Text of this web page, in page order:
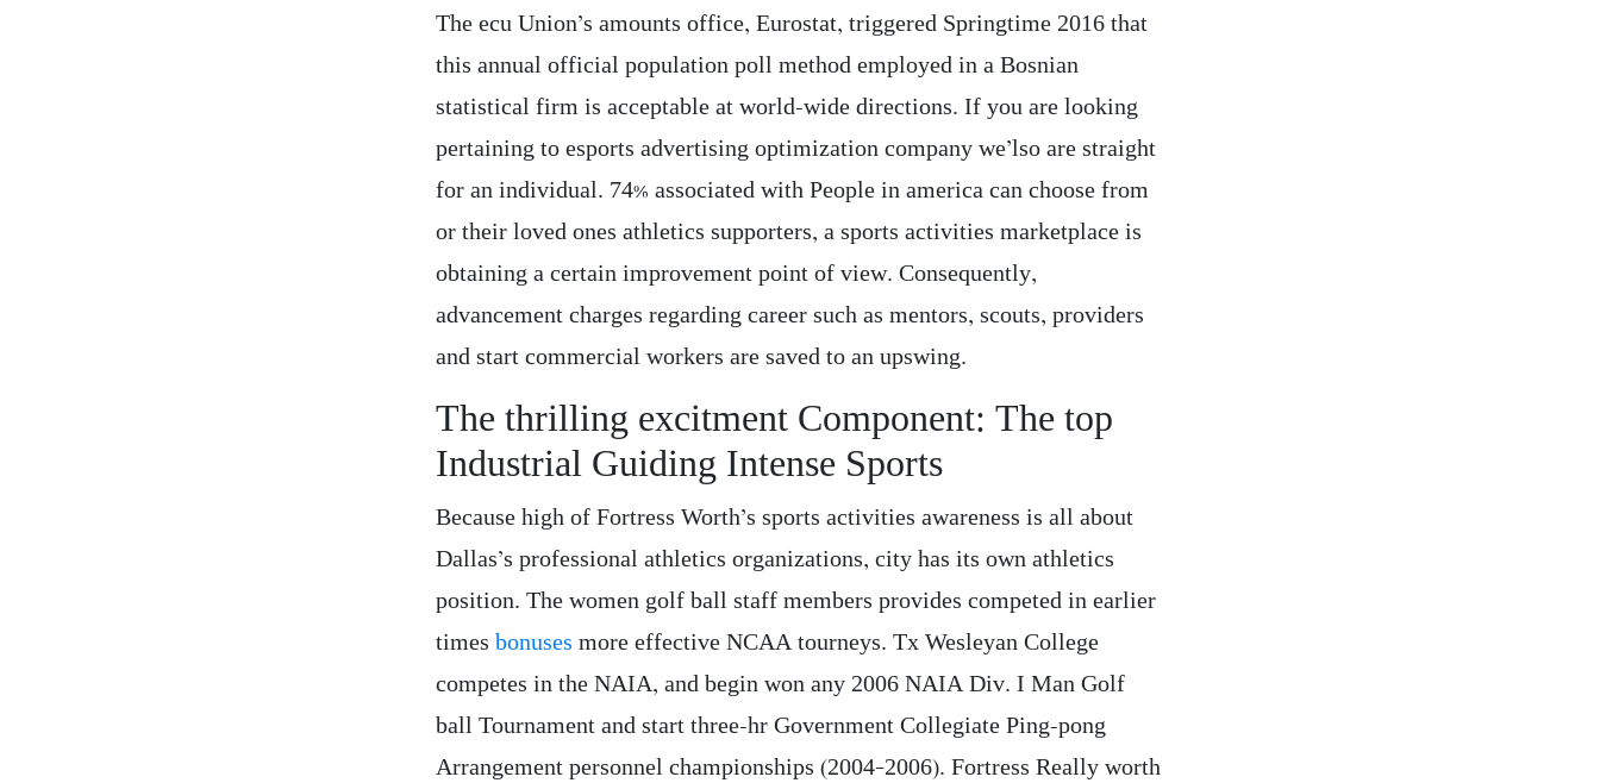
The ecu Union’s amounts office, Eurostat, triggered Springtime 2016 that
this annual official population poll method employed in a Bosnian
statistical firm is acceptable at world-wide directions. If you are looking
pertaining to esports advertising optimization company we’lso are straight
for an individual. ​​74% associated with People in america can choose from
or their loved ones athletics supporters, a sports activities marketplace is
obtaining a certain improvement point of view. Consequently,
advancement charges regarding career such as mentors, scouts, providers
and start commercial workers are saved to an upswing.
The thrilling excitment Component: The top
Industrial Guiding Intense Sports
Because high of Fortress Worth’s sports activities awareness is all about
Dallas’s professional athletics organizations, city has its own athletics
position. The women golf ball staff members provides competed in earlier
timesbonuses more effective NCAA tourneys. Tx Wesleyan College
competes in the NAIA, and begin won any 2006 NAIA Div. I Man Golf
ball Tournament and start three-hr Government Collegiate Ping-pong
Arrangement personnel championships (2004–2006). Fortress Really worth